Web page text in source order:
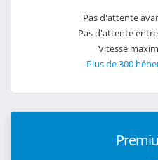
Pas d'attente
Pas d'attente
Vitesse
Plus de 300